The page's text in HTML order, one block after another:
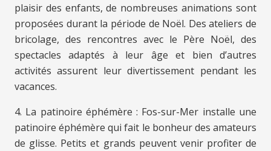
plaisir des enfants, de nombreuses animations sont
proposées durant la période de Noël. Des ateliers de
bricolage, des rencontres avec le Père Noël, des
spectacles adaptés à leur âge et bien d’autres
activités assurent leur divertissement pendant les
vacances.
4. La patinoire éphémère : Fos-sur-Mer installe une
patinoire éphémère qui fait le bonheur des amateurs
de glisse. Petits et grands peuvent venir profiter de